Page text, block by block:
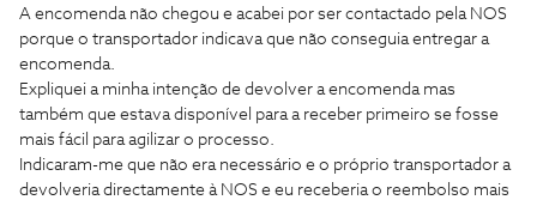
A encomenda não chegou e acabei por ser contactado pela NOS
porque o transportador indicava que não conseguia entregar a
encomenda.
Expliquei a minha intenção de devolver a encomenda mas
também que estava disponível para a receber primeiro se fosse
mais fácil para agilizar o processo.
Indicaram-me que não era necessário e o próprio transportador a
devolveria directamente à NOS e eu receberia o reembolso mais